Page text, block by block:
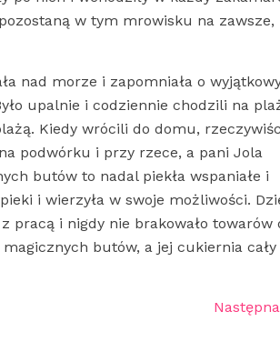
w tym mrowisku na
nad morze i zapomniała o
upalnie i codziennie chodzili na
Kiedy wrócili do domu,
podwórku i przy rzece, a pani Jola
butów to nadal piekła wspaniałe i
i wierzyła w swoje możliwości.
pracą i nigdy nie brakowało towarów
butów, a jej cukiernia cały